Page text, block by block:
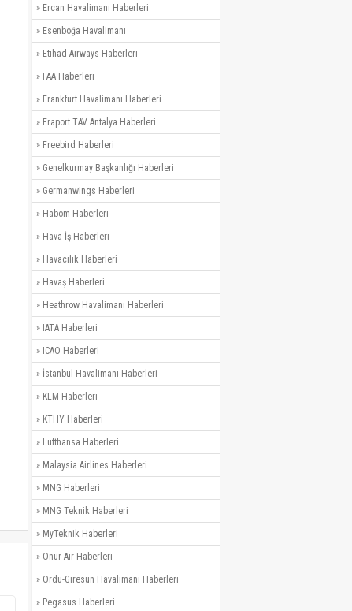
» Ercan Havalimanı Haberleri
» Esenboğa Havalimanı
» Etihad Airways Haberleri
» FAA Haberleri
» Frankfurt Havalimanı Haberleri
» Fraport TAV Antalya Haberleri
» Freebird Haberleri
» Genelkurmay Başkanlığı Haberleri
» Germanwings Haberleri
» Habom Haberleri
» Hava İş Haberleri
» Havacılık Haberleri
» Havaş Haberleri
» Heathrow Havalimanı Haberleri
» IATA Haberleri
» ICAO Haberleri
» İstanbul Havalimanı Haberleri
» KLM Haberleri
» KTHY Haberleri
» Lufthansa Haberleri
» Malaysia Airlines Haberleri
» MNG Haberleri
» MNG Teknik Haberleri
» MyTeknik Haberleri
» Onur Air Haberleri
» Ordu-Giresun Havalimanı Haberleri
» Pegasus Haberleri